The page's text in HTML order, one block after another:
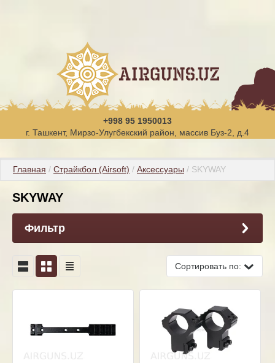
+998 95 1950013
г. Ташкент, Мирзо-Улугбекский район, массив Буз-2, д.4
Главная / Страйкбол (Airsoft) / Аксессуары / SKYWAY
SKYWAY
Фильтр
Сортировать по: